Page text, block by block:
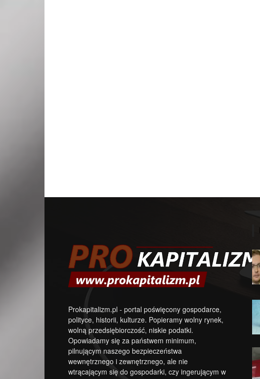
Prokapitalizm.pl - portal poświęcony gospodarce,
polityce, historii, kulturze. Popieramy wolny rynek,
wolną przedsiębiorczość, niskie podatki.
Opowiadamy się za państwem minimum,
pilnującym naszego bezpieczeństwa
wewnętrznego i zewnętrznego, ale nie
wtrącającym się do gospodarki, czy ingerującym w